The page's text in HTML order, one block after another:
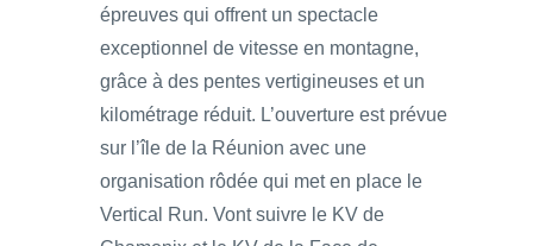
épreuves qui offrent un spectacle
exceptionnel de vitesse en montagne,
grâce à des pentes vertigineuses et un
kilométrage réduit. L’ouverture est prévue
sur l’île de la Réunion avec une
organisation rôdée qui met en place le
Vertical Run. Vont suivre le KV de